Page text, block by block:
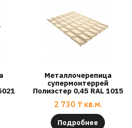
Металлочерепица
супермонтеррей
Полиэстер 0,45 RAL 1015
2 730 ₸ кв.м.
Подробнее